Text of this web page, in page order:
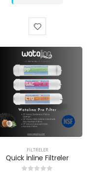
FILTRELER
Quick İnline Filtreler